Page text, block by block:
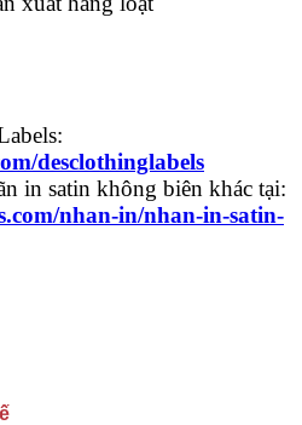
desclothinglabels
in satin không biên khác tại:
nhan-in/nhan-in-satin-